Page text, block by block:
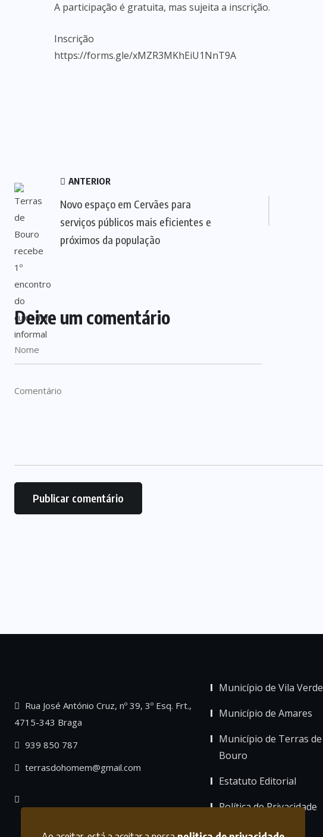
A participação é gratuita, mas sujeita a inscrição.
Inscrição
https://forms.gle/xMZR3MKhEiU1NnT9A
ANTERIOR
Novo espaço em Cervães para
serviços públicos mais eficientes e
próximos da população
Deixe um comentário
Rua José António Cruz, nº 39, 3º Esq. Frt.,
4715-343 Braga
939 850 787
terrasdohomem@gmail.com
Município de Vila Verde
Município de Amares
Município de Terras de
Bouro
Estatuto Editorial
Política de Privacidade